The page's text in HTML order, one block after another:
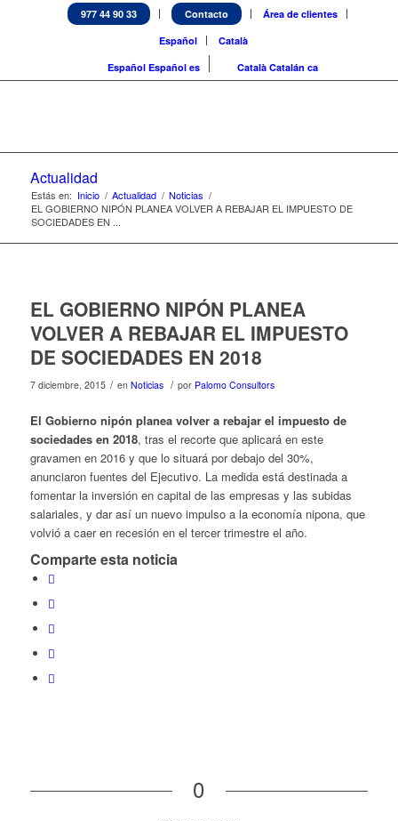
977 44 90 33 Contacto
Área de clientes
Español
Català
Español Español es Català Catalán ca
Actualidad
Estás en: Inicio / Actualidad / Noticias /
EL GOBIERNO NIPÓN PLANEA VOLVER A REBAJAR EL IMPUESTO DE
SOCIEDADES EN ...
EL GOBIERNO NIPÓN PLANEA
VOLVER A REBAJAR EL IMPUESTO
DE SOCIEDADES EN 2018
7 diciembre, 2015 / en Noticias / por Palomo Consultors
El Gobierno nipón planea volver a rebajar el impuesto de
sociedades en 2018, tras el recorte que aplicará en este
gravamen en 2016 y que lo situará por debajo del 30%,
anunciaron fuentes del Ejecutivo. La medida está destinada a
fomentar la inversión en capital de las empresas y las subidas
salariales, y dar así un nuevo impulso a la economía nipona, que
volvió a caer en recesión en el tercer trimestre el año.
Comparte esta noticia
0